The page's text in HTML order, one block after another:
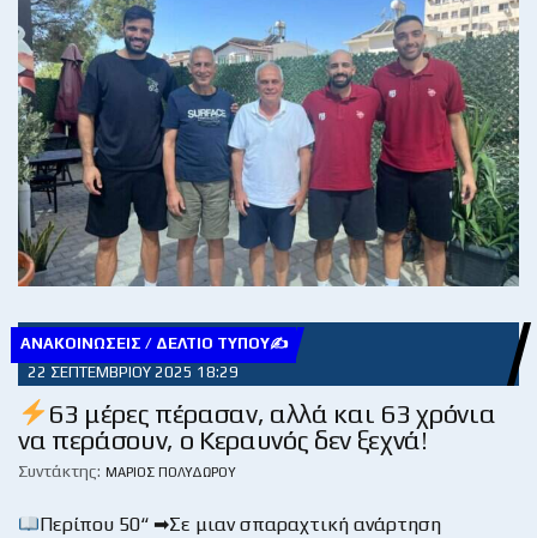
ΑΝΑΚΟΙΝΏΣΕΙΣ / ΔΕΛΤΊΟ ΤΎΠΟΥ✍
22 ΣΕΠΤΕΜΒΡΊΟΥ 2025 18:29
63 μέρες πέρασαν, αλλά και 63 χρόνια
να περάσουν, ο Κεραυνός δεν ξεχνά!
Συντάκτης: ΜΆΡΙΟΣ ΠΟΛΥΔΏΡΟΥ
Περίπου 50“ ➡Σε μιαν σπαραχτική ανάρτηση